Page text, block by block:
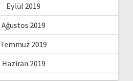
Eylül 2019
Ağustos 2019
Temmuz 2019
Haziran 2019